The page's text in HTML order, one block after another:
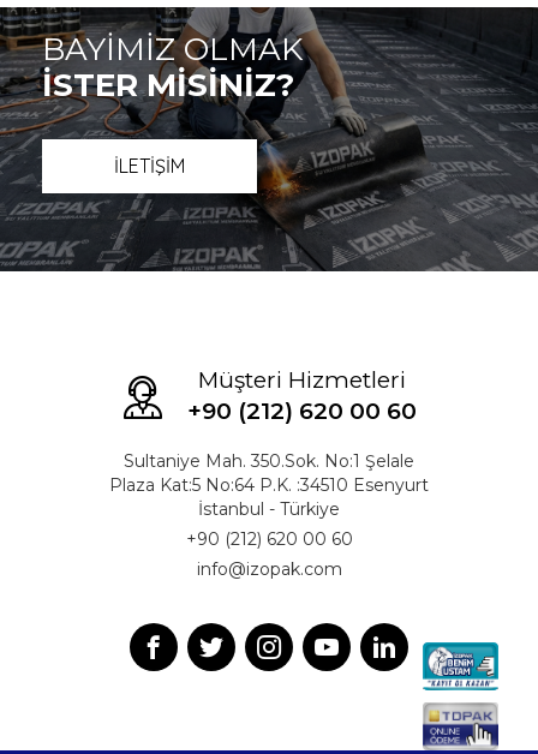
BAYİMİZ OLMAK
İSTER MİSİNİZ?
İLETİŞİM
Müşteri Hizmetleri
+90 (212) 620 00 60
Sultaniye Mah. 350.Sok. No:1 Şelale
Plaza Kat:5 No:64 P.K. :34510 Esenyurt
İstanbul - Türkiye
+90 (212) 620 00 60
info@izopak.com